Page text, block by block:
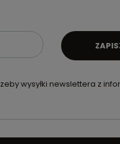
wysyłki newslettera z